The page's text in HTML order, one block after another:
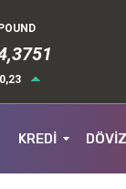
KREDİ DÖVİZ